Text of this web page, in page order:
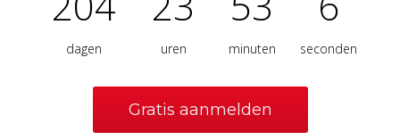
dagen uren minuten seconden
Gratis aanmelden